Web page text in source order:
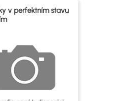
v perfektním stavu